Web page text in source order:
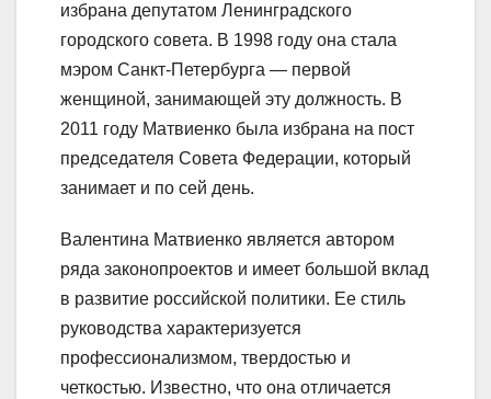
избрана депутатом Ленинградского
городского совета. В 1998 году она стала
мэром Санкт-Петербурга — первой
женщиной, занимающей эту должность. В
2011 году Матвиенко была избрана на пост
председателя Совета Федерации, который
занимает и по сей день.
Валентина Матвиенко является автором
ряда законопроектов и имеет большой вклад
в развитие российской политики. Ее стиль
руководства характеризуется
профессионализмом, твердостью и
четкостью. Известно, что она отличается